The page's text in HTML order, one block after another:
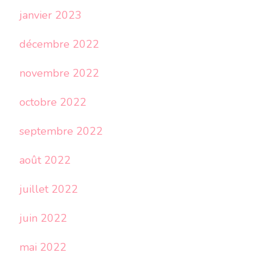
janvier 2023
décembre 2022
novembre 2022
octobre 2022
septembre 2022
août 2022
juillet 2022
juin 2022
mai 2022